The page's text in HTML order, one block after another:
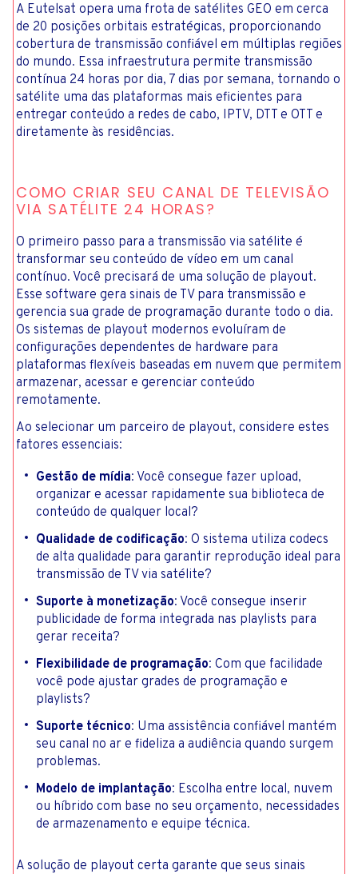
A Eutelsat opera uma frota de satélites GEO em cerca
de 20 posições orbitais estratégicas, proporcionando
cobertura de transmissão confiável em múltiplas regiões
do mundo. Essa infraestrutura permite transmissão
contínua 24 horas por dia, 7 dias por semana, tornando o
satélite uma das plataformas mais eficientes para
entregar conteúdo a redes de cabo, IPTV, DTT e OTT e
diretamente às residências.
COMO CRIAR SEU CANAL DE TELEVISÃO
VIA SATÉLITE 24 HORAS?
O primeiro passo para a transmissão via satélite é
transformar seu conteúdo de vídeo em um canal
contínuo. Você precisará de uma solução de playout.
Esse software gera sinais de TV para transmissão e
gerencia sua grade de programação durante todo o dia.
Os sistemas de playout modernos evoluíram de
configurações dependentes de hardware para
plataformas flexíveis baseadas em nuvem que permitem
armazenar, acessar e gerenciar conteúdo
remotamente.
Ao selecionar um parceiro de playout, considere estes
fatores essenciais:
Gestão de mídia: Você consegue fazer upload,
organizar e acessar rapidamente sua biblioteca de
conteúdo de qualquer local?
Qualidade de codificação: O sistema utiliza codecs
de alta qualidade para garantir reprodução ideal para
transmissão de TV via satélite?
Suporte à monetização: Você consegue inserir
publicidade de forma integrada nas playlists para
gerar receita?
Flexibilidade de programação: Com que facilidade
você pode ajustar grades de programação e
playlists?
Suporte técnico: Uma assistência confiável mantém
seu canal no ar e fideliza a audiência quando surgem
problemas.
Modelo de implantação: Escolha entre local, nuvem
ou híbrido com base no seu orçamento, necessidades
de armazenamento e equipe técnica.
A solução de playout certa garante que seus sinais